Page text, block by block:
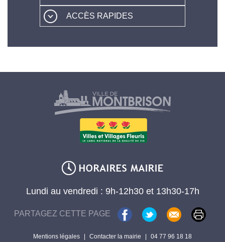
ACCÈS RAPIDES
Lundi au vendredi : 9h-12h30 et 13h30-17h
PARTAGEZ CETTE PAGE
Mentions légales | Contacter la mairie | 04 77 96 18 18